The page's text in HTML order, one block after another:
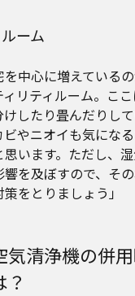
ーム
を中心に増えている
リティルーム。こ
したり畳んだりし
やニオイも気にな
います。ただし、
を及ぼすので、そ
をとりましょう」
気清浄機の併